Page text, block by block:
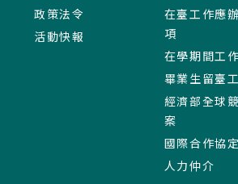
政策法令
活動快報
在臺工作應
項
在學期間工作
畢業生留臺
經濟部全球
案
國際合作協定
人力仲介